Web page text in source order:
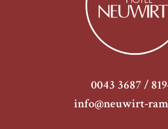
0043 3687 /
info@neuwirt-